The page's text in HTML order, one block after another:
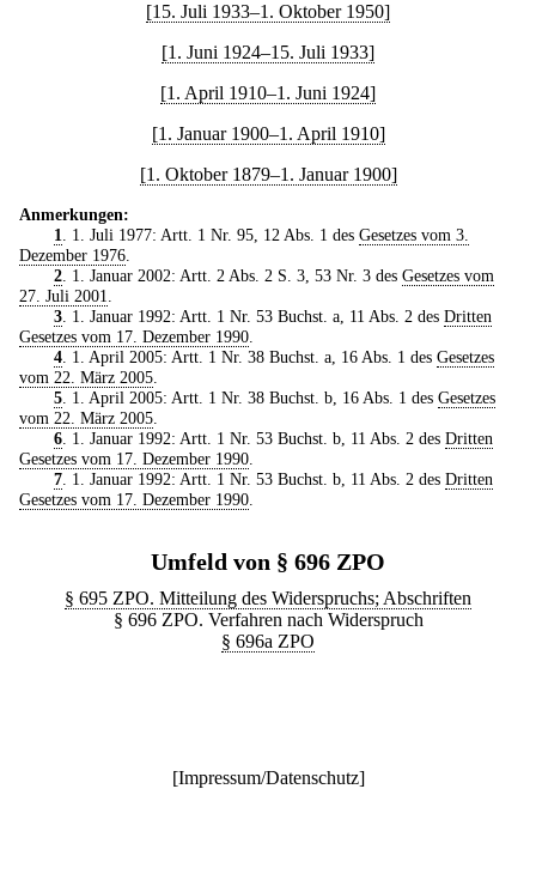
[15. Juli 1933–1. Oktober 1950]
[1. Juni 1924–15. Juli 1933]
[1. April 1910–1. Juni 1924]
[1. Januar 1900–1. April 1910]
[1. Oktober 1879–1. Januar 1900]
Anmerkungen:
1
. 1. Juli 1977: Artt. 1 Nr. 95, 12 Abs. 1 des Gesetzes vom 3.
Dezember 1976
2. 1. Januar 2002: Artt. 2 Abs. 2 S. 3, 53 Nr. 3 des Gesetzes vom
27. Juli 2001
3. 1. Januar 1992: Artt. 1 Nr. 53 Buchst. a, 11 Abs. 2 des Dritten
Gesetzes vom 17. Dezember 1990
4. 1. April 2005: Artt. 1 Nr. 38 Buchst. a, 16 Abs. 1 des Gesetzes
vom 22. März 2005
5. 1. April 2005: Artt. 1 Nr. 38 Buchst. b, 16 Abs. 1 des Gesetzes
vom 22. März 2005
6. 1. Januar 1992: Artt. 1 Nr. 53 Buchst. b, 11 Abs. 2 des Dritten
Gesetzes vom 17. Dezember 1990
7. 1. Januar 1992: Artt. 1 Nr. 53 Buchst. b, 11 Abs. 2 des Dritten
Gesetzes vom 17. Dezember 1990
Umfeld von § 696 ZPO
§ 695 ZPO. Mitteilung des Widerspruchs; Abschriften
§ 696 ZPO. Verfahren nach Widerspruch
§ 696a ZPO
[Impressum/Datenschutz]